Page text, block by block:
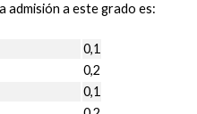
admisión a este grado es:
0,1
0,2
0,1